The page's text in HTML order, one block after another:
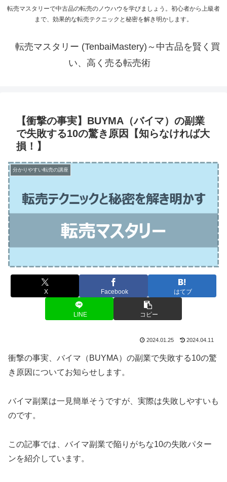
転売マスタリーで中古品の転売のノウハウを学びましょう。初心者から上級者
まで、効果的な転売テクニックと秘密を解き明かします。
転売マスタリー (TenbaiMastery)～中古品を賢く買
い、高く売る転売術
【衝撃の事実】BUYMA（バイマ）の副業
で失敗する10の驚き原因【知らなければ大
損！】
分かりやすい転売の講座
X Facebook はてブ
LINE コピー
2024.01.25 2024.04.11
衝撃の事実、バイマ（BUYMA）の副業で失敗する10の驚
き原因についてお知らせします。
バイマ副業は一見簡単そうですが、実際は失敗しやすいも
のです。
この記事では、バイマ副業で陥りがちな10の失敗パター
ンを紹介しています。